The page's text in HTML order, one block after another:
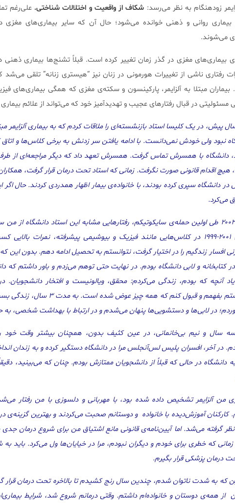
زودهنگام به نظر می‌رسد: شکاف از واقعیت و اختلالات شناختی. علی‌رغم
روانی و ذهنی خوانده می‌شود؛ حال آن که سایر بیماری‌های مغزی
می‌شوند.
بیماری‌های مغزی در گذر زمان تغییر کرده است. قبلاً تشنج‌ها بیماری
رفتاری ناشی از تغییرات هورمونی در زنان نیز “هیستری زنانه” تلقی
مبتلا به آلزایمر، پارکینسون و سکته‌ی مغزی که همگی بیماری‌های
مسئولیتی در قبال رفتار‌های عجیب و تهدیدآمیز خود که می‌تواند از علائم بیماری
پیش، در یک کلیسا استاد بازنشسته‌ای را ملاقات کردم که به بیماری آلزایمر
نبود ولی خودش نمی‌دانست. با ادامه یافتن سر زدنش به برخی کلاس‌ها و
دانشگاه با همسرش تماس گرفت. همسرش تعهد داد که دیگر مراجعه‌ای از
هیچ اقدام قانونی صورت نگرفت. زمانی که استاد تحت درمان قرار گرفت،
دانشگاه سپری کرده بودند، با خانواده‌ی بیمار اظهار همدردی کردند. حال اگر
می‌کرد.
در سال ۲۰۰۲ طی اولین حمله‌ی سایکوتیکم، رفتارهایی مشابه این استاد دانشگاه
سال‌های ۲۰۰۱-۱۹۹۹ در کلاس‌هایی مانند فیزیک و بیوشیمی پیشرفته، نمرات
افسار زندگیم را در اختیار گرفت، نتوانستم به تحصیل ادامه دهم. بدون این که
کتابخانه و لابی دانشگاه بودم. در نهایت حتی توهم می‌زدم و باور داشتم که
آنچه که بودم، زندگی می‌کردم: محقق، ویالونیست و افتخار دانشجویان.
نمی‌توانستم بفهمم و قبول کنم که
در لابی‌ها و دستشویی‌ها پنهان می‌شدم و در ارتباط با بهداشت شخصی،
سال و نیم بی‌خانمانی، در عین کثیف بدون، همچنان بیشتر وقت خود را
در آخر، افسران پلیس لس‌آنجلس مرا در دانشگاه دستگیر کرده و به زندان
دانشگاه در حالی که قبلاً از دانشجویان ممتازش بودم. چنان که می‌بینید،
من آلزایمر تشخیص داده شده بود، با مهربانی و دلسوزی با من رفتار
آموزش‌دیده با خانواده و دوستانم صحبت می‌کردند و بهترین گزینه‌ی
نظر گرفته می‌شد. اما آیین‌نامه‌ی قانونی مانع اشتیاق من برای شروع درمان جدی
که خطری برای خودم و دیگران نبودم، مرا در خیایان‌ها ول می‌کرد. باید
درمان پزشکی قرار بگیرم.
که به شدت ناتوان شدم، چندین سال رنج کشیدم تا بالاخره تحت درمان قرار
همه‌ی دوستان و خانواده‌ام داشتم. وقتی درمانم شروع شد، شرایط